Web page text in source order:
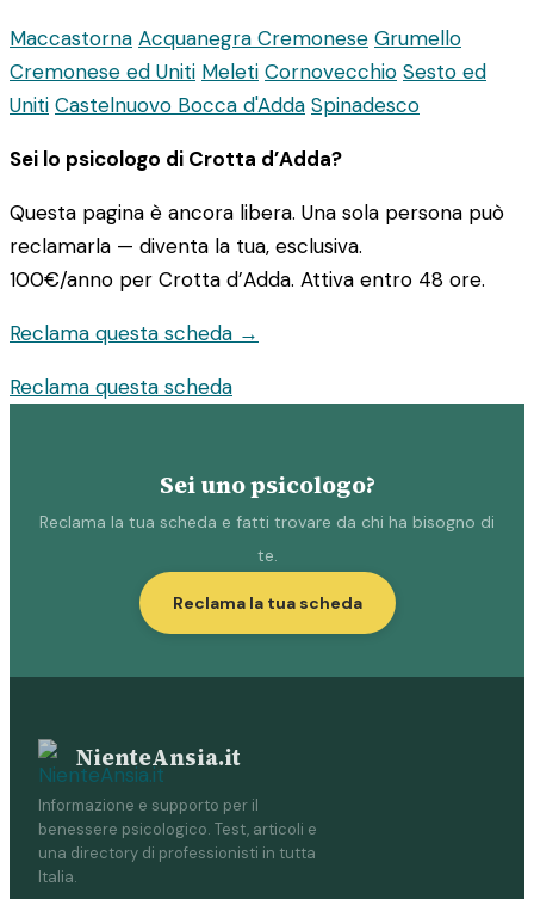
Maccastorna Acquanegra Cremonese Grumello
Cremonese ed Uniti Meleti Cornovecchio Sesto ed
Uniti Castelnuovo Bocca d'Adda Spinadesco
Sei lo psicologo di Crotta d’Adda?
Questa pagina è ancora libera. Una sola persona può
reclamarla — diventa la tua, esclusiva.
100€/anno per Crotta d’Adda. Attiva entro 48 ore.
Reclama questa scheda →
Reclama questa scheda
Sei uno psicologo?
Reclama la tua scheda e fatti trovare da chi ha bisogno di
te.
Reclama la tua scheda
NienteAnsia.it
Informazione e supporto per il
benessere psicologico. Test, articoli e
una directory di professionisti in tutta
Italia.